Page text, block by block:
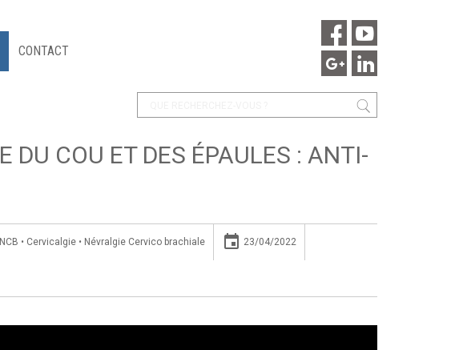
CONTACT
DU COU ET DES ÉPAULES : ANTI-
• Cervicalgie• Névralgie Cervico brachiale insert_invitation 23/04/2022